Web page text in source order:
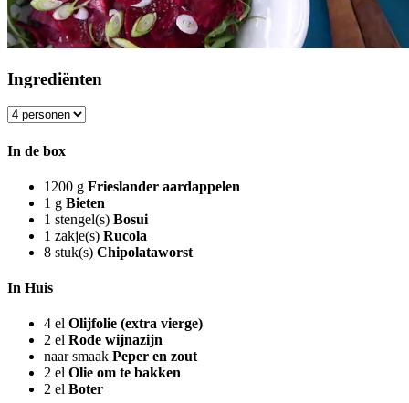
Ingrediënten
In de box
1200 g Frieslander aardappelen
1 g Bieten
1 stengel(s) Bosui
1 zakje(s) Rucola
8 stuk(s) Chipolataworst
In Huis
4 el Olijfolie (extra vierge)
2 el Rode wijnazijn
naar smaak Peper en zout
2 el Olie om te bakken
2 el Boter